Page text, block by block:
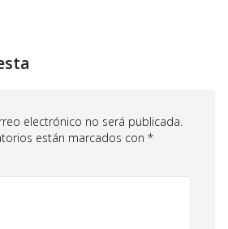
electrónico no será publicada.
están marcados con *